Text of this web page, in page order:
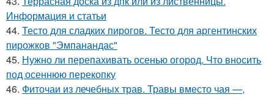
Информация и статьи
44. Тесто для сладких пирогов. Тесто для аргентинских
пирожков "Эмпанандас"
45. Нужно ли перепахивать осенью огород. Что вносить
под осеннюю перекопку
46. Фиточаи из лечебных трав. Травы вместо чая —,